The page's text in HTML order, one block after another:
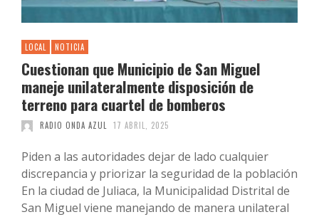
LOCAL NOTICIA
Cuestionan que Municipio de San Miguel
maneje unilateralmente disposición de
terreno para cuartel de bomberos
RADIO ONDA AZUL 17 ABRIL, 2025
Piden a las autoridades dejar de lado cualquier
discrepancia y priorizar la seguridad de la población
En la ciudad de Juliaca, la Municipalidad Distrital de
San Miguel viene manejando de manera unilateral